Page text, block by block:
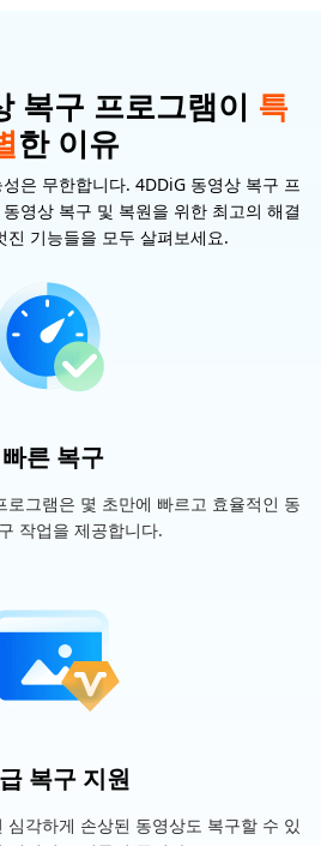
복구 프로그램이 특
한 이유
은 무한합니다. 4DDiG 동영상 복구 프
영상 복구 및 복원을 위한 최고의 해결
진 기능들을 모두 살펴보세요.
빠른 복구
로그램은 몇 초만에 빠르고 효율적인 동
작업을 제공합니다.
복구 지원
각하게 손상된 동영상도 복구할 수 있